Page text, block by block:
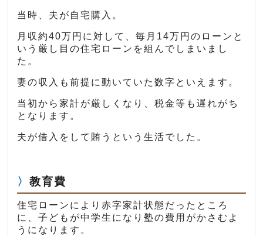
当時、夫が自宅購入。
月収約40万円に対して、毎月14万円のローンと
いう厳し目の住宅ローンを組んでしまいまし
た。
妻の収入も前提に動いていた数字といえます。
当初から家計が厳しくなり、税金等も遅れがち
となります。
夫が借入をして賄うという生活でした。
教育費
住宅ローンにより赤字家計状態だったところ
に、子どもが中学生になり塾の費用がかさむよ
うになります。